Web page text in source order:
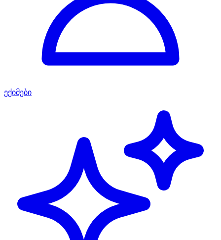
ექიმები